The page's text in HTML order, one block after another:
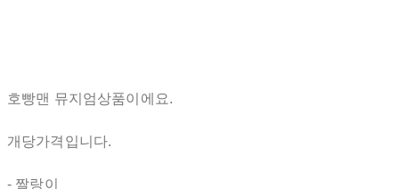
호빵맨 뮤지엄상품이에요.
개당가격입니다.
- 짤랑이